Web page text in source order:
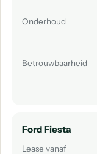
Onderhoud
Betrouwbaarheid
Ford Fiesta
Lease vanaf